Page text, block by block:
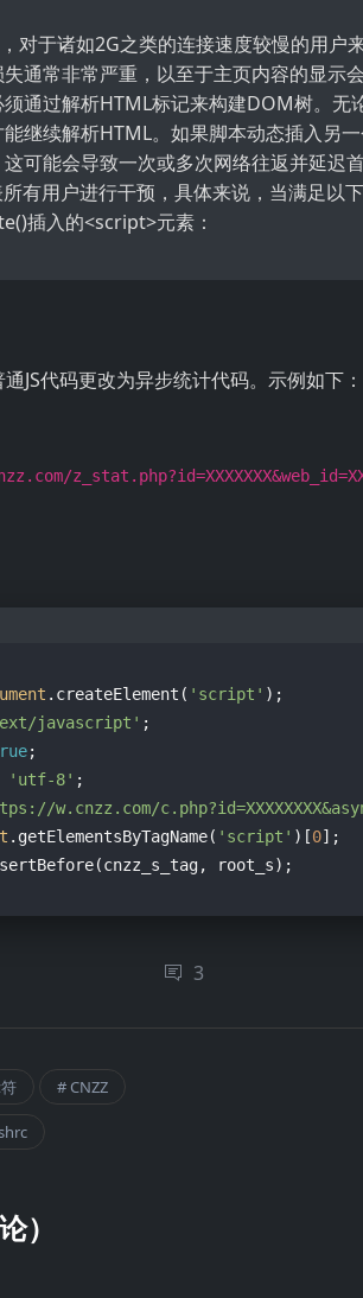
对于诸如2G之类的连接速度较慢的用
通常非常严重，以至于主页内容的显示会
通过解析HTML标记来构建DOM树。无
继续解析HTML。如果脚本动态插入另
可能会导致一次或多次网络往返并延迟
有用户进行干预，具体来说，当满足以
插入的<script>元素：
JS代码更改为异步统计代码。示例如下：
.createElement( 'script'
javascript'
'utf-8'
w.cnzz.com/
.getElementsByTagName( 'script' )[0
3
CNZZ
）